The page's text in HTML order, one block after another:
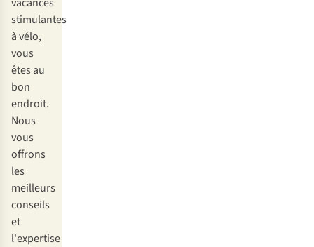
stimulantes
à vélo,
vous
êtes au
bon
endroit.
Nous
vous
offrons
les
meilleurs
conseils
et
l'expertise